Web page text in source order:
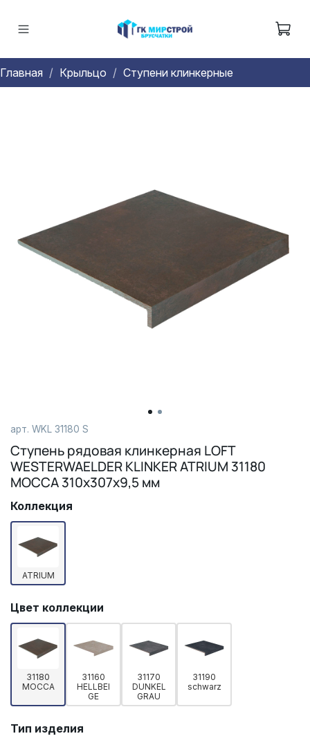
Главная Крыльцо Ступени клинкерные
арт. WKL 31180 S
Ступень рядовая клинкерная LOFT
WESTERWAELDER KLINKER ATRIUM 31180
MOCCA 310х307х9,5 мм
Коллекция
ATRIUM
Цвет коллекции
31180
MOCCA
31160
HELLBEI
GE
31170
DUNKEL
GRAU
31190
schwarz
Тип изделия